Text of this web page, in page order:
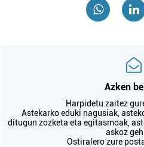
Azken
Harpidetu zaitez
Astekarko eduki nagusiak,
ditugun zozketa eta egitasmoak,
askoz
Ostiralero zure